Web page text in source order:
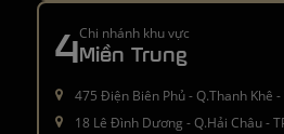
4Chi nhánh khu vực
Miền Trung
475 Điện Biên Phủ - Q.Thanh Khê
18 Lê Đình Dương - Q.Hải Châu -